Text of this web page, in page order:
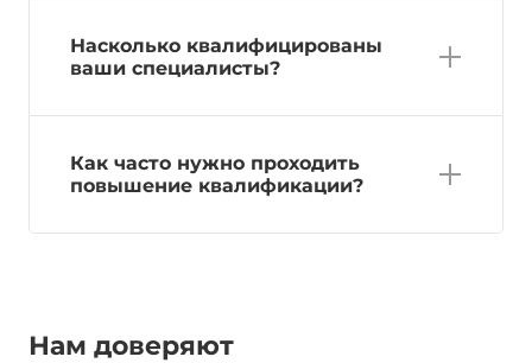
Насколько квалифицированы
ваши специалисты?
Как часто нужно проходить
повышение квалификации?
Нам доверяют